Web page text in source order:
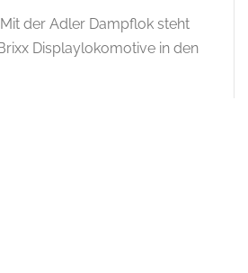
Mit der Adler Dampflok steht
Displaylokomotive in den